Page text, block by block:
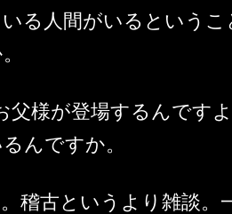
る人間がいるという
父様が登場するんです
んですか。
稽古というより雑談。